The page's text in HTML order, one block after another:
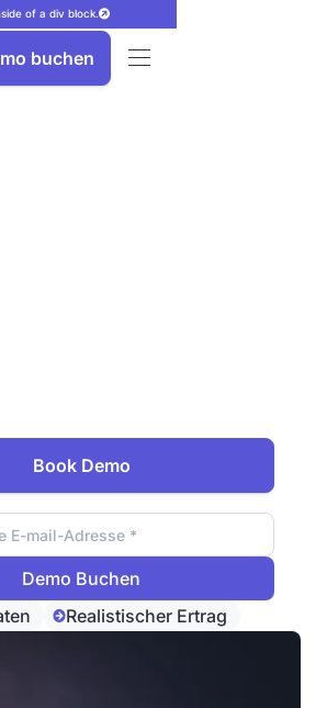
of a div block.
buchen
Book Demo
Realistischer Ertrag